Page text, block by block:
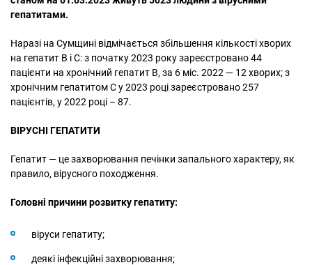
гепатитами.
Наразі на Сумщині відмічається збільшення кількості хворих
на гепатит В і С: з початку 2023 року зареєстровано 44
пацієнти на хронічний гепатит В, за 6 міс. 2022 — 12 хворих; з
хронічним гепатитом С у 2023 році зареєстровано 257
пацієнтів, у 2022 році – 87.
ВІРУСНІ ГЕПАТИТИ
Гепатит — це захворювання печінки запального характеру, як
правило, вірусного походження.
Головні причини розвитку гепатиту:
віруси гепатиту;
деякі інфекційні захворювання;